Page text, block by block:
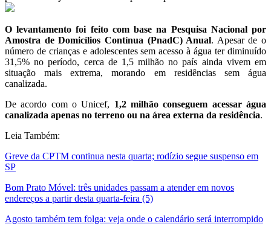
O levantamento foi feito com base na Pesquisa Nacional por
Amostra de Domicílios Contínua (PnadC) Anual. Apesar de o
número de crianças e adolescentes sem acesso à água ter diminuído
31,5% no período, cerca de 1,5 milhão no país ainda vivem em
situação mais extrema, morando em residências sem água
canalizada.
De acordo com o Unicef, 1,2 milhão conseguem acessar água
canalizada apenas no terreno ou na área externa da residência.
Leia Também:
Greve da CPTM continua nesta quarta; rodízio segue suspenso em
SP
Bom Prato Móvel: três unidades passam a atender em novos
endereços a partir desta quarta-feira (5)
Agosto também tem folga: veja onde o calendário será interrompido